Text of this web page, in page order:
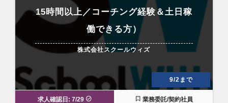
15時間以上／コーチング経験＆土日稼
働できる方）
株式会社スクールウィズ
9/2まで
求人確認日: 7/29 業務委託/契約社員